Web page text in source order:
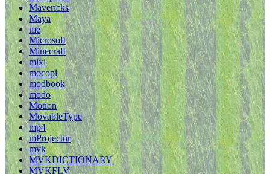
Mavericks
Maya
me
Microsoft
Minecraft
mixi
mocopi
modbook
modo
Motion
MovableType
mp4
mProjector
mvk
MVKDICTIONARY
MVKFLV